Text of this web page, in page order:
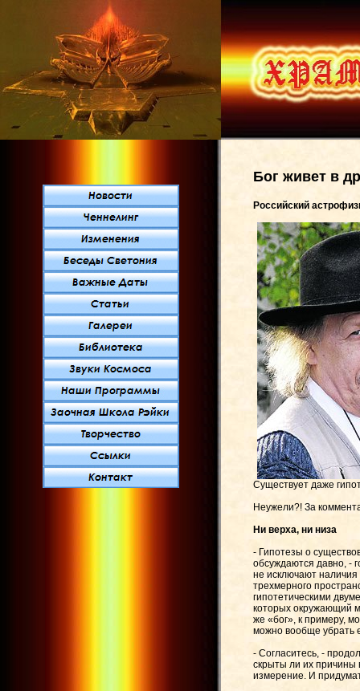
Бог живет в
Российский
Существует даже
Неужели?! За
Ни верха, ни низа
- Гипотезы о
обсуждаются давно, -
не исключают
трехмерного
гипотетическими
которых окружающий
же «бог», к примеру,
можно вообще убрать
- Согласитесь, -
скрыты ли их причины
измерение. И